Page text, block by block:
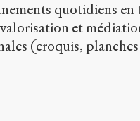
quotidiens en
et
(croquis,